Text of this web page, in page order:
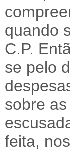
quando
C.P.
se pelo
sobre
feita,